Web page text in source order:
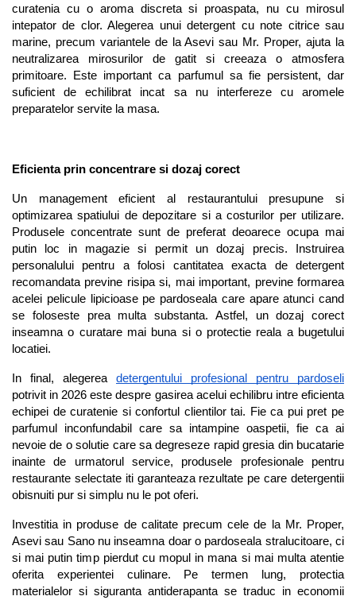
curatenia cu o aroma discreta si proaspata, nu cu mirosul
intepator de clor. Alegerea unui detergent cu note citrice sau
marine, precum variantele de la Asevi sau Mr. Proper, ajuta la
neutralizarea mirosurilor de gatit si creeaza o atmosfera
primitoare. Este important ca parfumul sa fie persistent, dar
suficient de echilibrat incat sa nu interfereze cu aromele
preparatelor servite la masa.
Eficienta prin concentrare si dozaj corect
Un management eficient al restaurantului presupune si
optimizarea spatiului de depozitare si a costurilor per utilizare.
Produsele concentrate sunt de preferat deoarece ocupa mai
putin loc in magazie si permit un dozaj precis. Instruirea
personalului pentru a folosi cantitatea exacta de detergent
recomandata previne risipa si, mai important, previne formarea
acelei pelicule lipicioase pe pardoseala care apare atunci cand
se foloseste prea multa substanta. Astfel, un dozaj corect
inseamna o curatare mai buna si o protectie reala a bugetului
locatiei.
In final, alegerea detergentului profesional pentru pardoseli
potrivit in 2026 este despre gasirea acelui echilibru intre eficienta
echipei de curatenie si confortul clientilor tai. Fie ca pui pret pe
parfumul inconfundabil care sa intampine oaspetii, fie ca ai
nevoie de o solutie care sa degreseze rapid gresia din bucatarie
inainte de urmatorul service, produsele profesionale pentru
restaurante selectate iti garanteaza rezultate pe care detergentii
obisnuiti pur si simplu nu le pot oferi.
Investitia in produse de calitate precum cele de la Mr. Proper,
Asevi sau Sano nu inseamna doar o pardoseala stralucitoare, ci
si mai putin timp pierdut cu mopul in mana si mai multa atentie
oferita experientei culinare. Pe termen lung, protectia
materialelor si siguranta antiderapanta se traduc in economii